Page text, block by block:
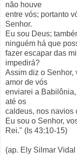
não houve
entre vós; portanto
Senhor.
Eu sou Deus;
ninguém há que
fazer escapar das
impedirá?
Assim diz o Senhor,
amor de vós
enviarei a
até os
caldeus, nos navios
Eu sou o Senhor,
Rei." (Is 43:10-15)
(ap. Ely Silmar